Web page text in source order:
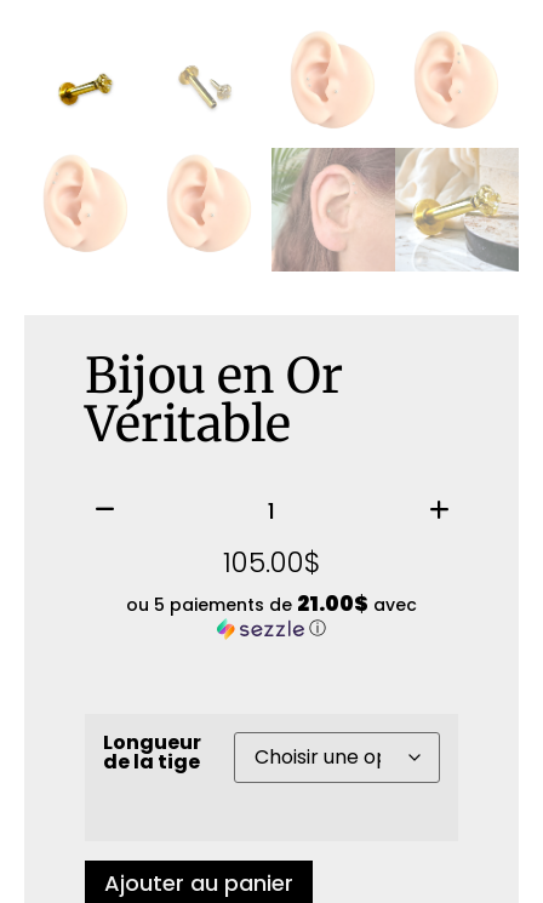
Bijou en Or
Véritable
105.00$
ou 5 paiements de 21.00$ avec
ⓘ
Longueur
de la tige
Ajouter au panier